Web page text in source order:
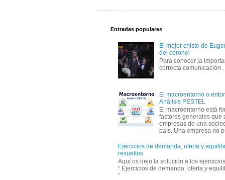
Entradas populares
El mejor chiste de
del coronel
Para conocer la
correcta
El macroentorno o
Análisis PESTEL
El macroentorno está
factores generales que
empresas de una
país. Una empresa no
Ejercicios de demanda, oferta y
resueltos
Aquí os dejo la solución a los
“ Ejercicios de demanda, oferta y
”